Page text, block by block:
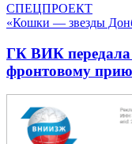
СПЕЦПРОЕКТ
«Кошки — звезды
ГК ВИК
фронтовому